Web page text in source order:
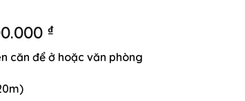
₫.
₫Giá
hiện
tại
căn để ở hoặc văn phòng